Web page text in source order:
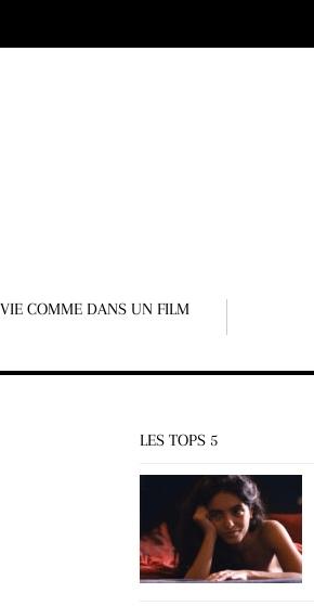
COMME DANS UN FILM
LES TOPS 5